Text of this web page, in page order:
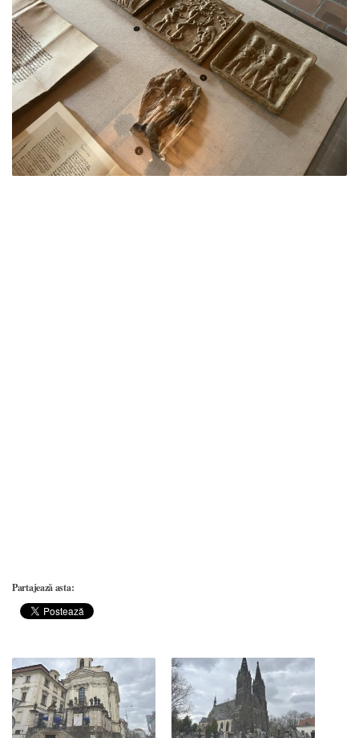
Partajează asta: